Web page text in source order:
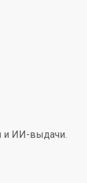
и ИИ-выдачи.